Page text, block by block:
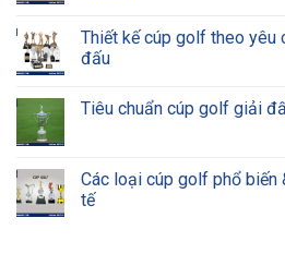
Thiết kế cúp golf theo yêu
đấu
Tiêu chuẩn cúp golf giải
Các loại cúp golf phổ biến
tế